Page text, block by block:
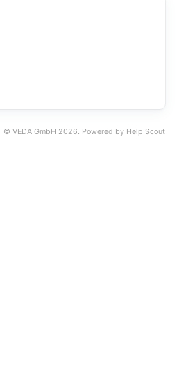
© VEDA GmbH 2026. Powered by Help Scout